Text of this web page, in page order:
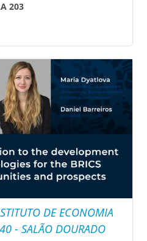
203
DE ECONOMIA
- SALÃO DOURADO